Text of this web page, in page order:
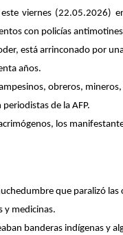
viernes (22.05.2026)
con policías
está arrinconado por
años.
obreros,
de la AFP.
los
que paralizó las
y medicinas.
banderas indígenas y